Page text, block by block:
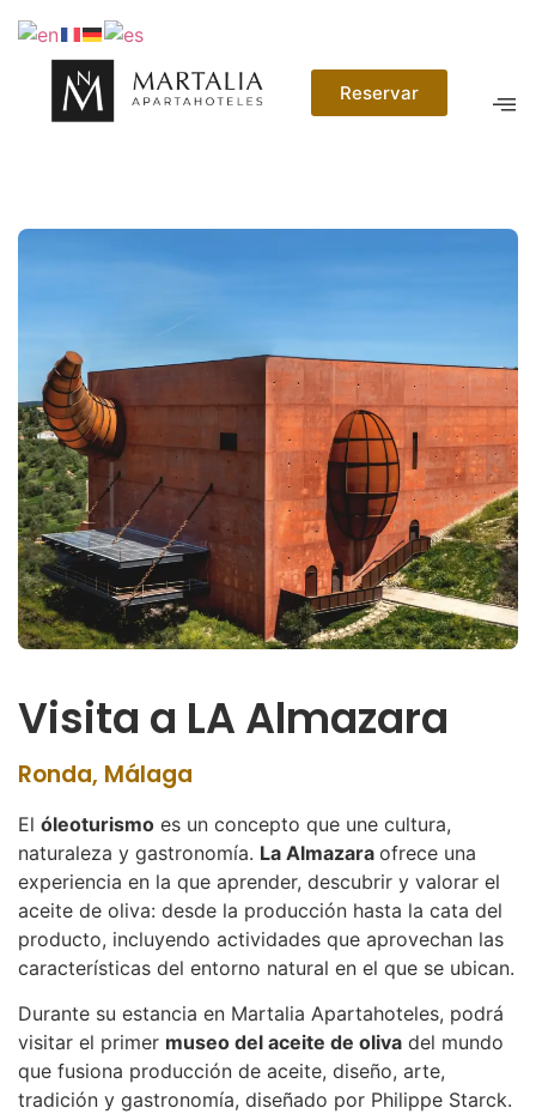
Reservar
Visita a LA Almazara
Ronda, Málaga
El óleoturismo es un concepto que une cultura,
naturaleza y gastronomía. La Almazara ofrece una
experiencia en la que aprender, descubrir y valorar el
aceite de oliva: desde la producción hasta la cata del
producto, incluyendo actividades que aprovechan las
características del entorno natural en el que se ubican.
Durante su estancia en Martalia Apartahoteles, podrá
visitar el primer museo del aceite de oliva del mundo
que fusiona producción de aceite, diseño, arte,
tradición y gastronomía, diseñado por Philippe Starck.